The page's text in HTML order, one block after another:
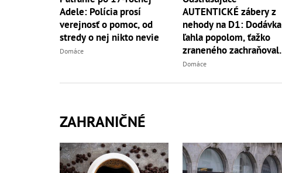
Adele: Polícia prosí
verejnosť o pomoc, od
stredy o nej nikto nevie
Domáce
AUTENTICKÉ zábery z
nehody na D1: Dodávka
ľahla popolom, ťažko
zraneného zachraňoval
vrtuľník
Domáce
ZAHRANIČNÉ